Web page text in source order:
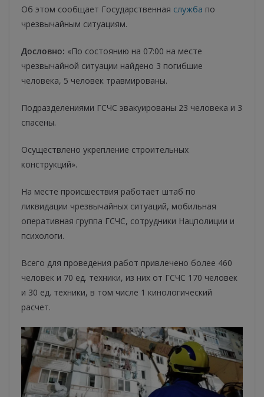
Об этом сообщает Государственная служба по
чрезвычайным ситуациям.
Дословно: «По состоянию на 07:00 на месте
чрезвычайной ситуации найдено 3 погибшие
человека, 5 человек травмированы.
Подразделениями ГСЧС эвакуированы 23 человека и 3
спасены.
Осуществлено укрепление строительных
конструкций».
На месте происшествия работает штаб по
ликвидации чрезвычайных ситуаций, мобильная
оперативная группа ГСЧС, сотрудники Нацполиции и
психологи.
Всего для проведения работ привлечено более 460
человек и 70 ед. техники, из них от ГСЧС 170 человек
и 30 ед. техники, в том числе 1 кинологический
расчет.